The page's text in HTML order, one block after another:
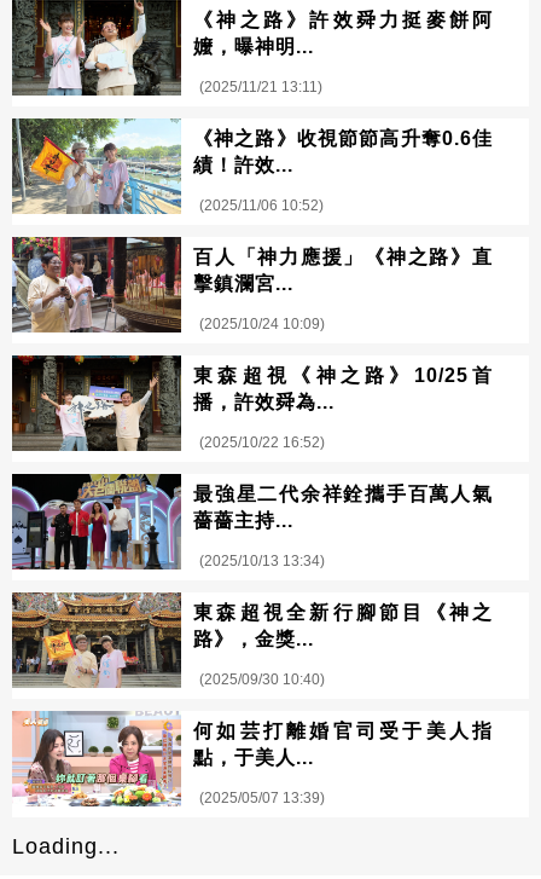
《神之路》許效舜力挺麥餅阿
嬤，曝神明...
(2025/11/21 13:11)
《神之路》收視節節高升奪0.6佳
績！許效...
(2025/11/06 10:52)
百人「神力應援」《神之路》直
擊鎮瀾宮...
(2025/10/24 10:09)
東森超視《神之路》10/25首
播，許效舜為...
(2025/10/22 16:52)
最強星二代余祥銓攜手百萬人氣
薔薔主持...
(2025/10/13 13:34)
東森超視全新行腳節目《神之
路》，金獎...
(2025/09/30 10:40)
何如芸打離婚官司受于美人指
點，于美人...
(2025/05/07 13:39)
Loading...